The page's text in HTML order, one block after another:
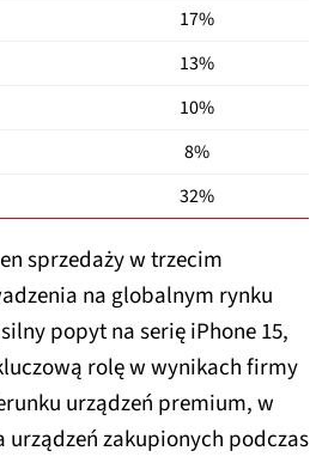
17%
13%
10%
8%
32%
sprzedaży w trzecim
na globalnym rynku
popyt na serię iPhone 15,
rolę w wynikach firmy
urządzeń premium, w
zakupionych podczas